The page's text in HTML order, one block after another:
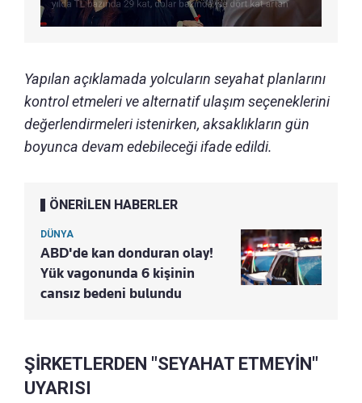
Yapılan açıklamada yolcuların seyahat planlarını
kontrol etmeleri ve alternatif ulaşım seçeneklerini
değerlendirmeleri istenirken, aksaklıkların gün
boyunca devam edebileceği ifade edildi.
ÖNERİLEN HABERLER
DÜNYA
ABD'de kan donduran olay!
Yük vagonunda 6 kişinin
cansız bedeni bulundu
ŞİRKETLERDEN "SEYAHAT ETMEYİN"
UYARISI